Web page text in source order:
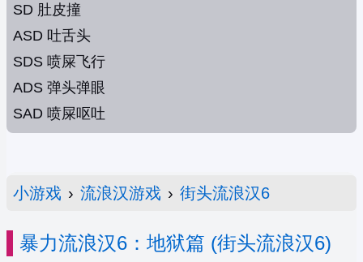
SD 肚皮撞
ASD 吐舌头
SDS 喷屎飞行
ADS 弹头弹眼
SAD 喷屎呕吐
小游戏 › 流浪汉游戏 › 街头流浪汉6
暴力流浪汉6：地狱篇 (街头流浪汉6)